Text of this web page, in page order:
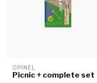
OPINEL
Picnic + complete set